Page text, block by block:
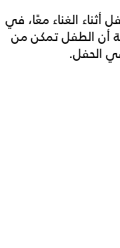
الغناء معًا، في
أن الطفل تمكن من
الحفل.